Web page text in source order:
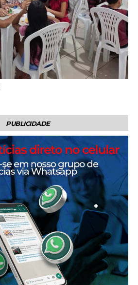
PUBLICIDADE